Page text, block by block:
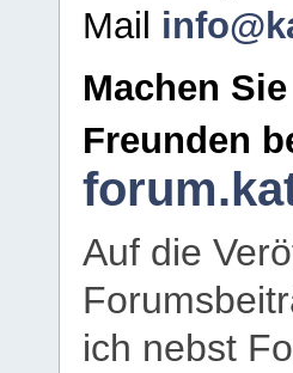
Mail
Machen
Freunden
Auf die
ich nebst